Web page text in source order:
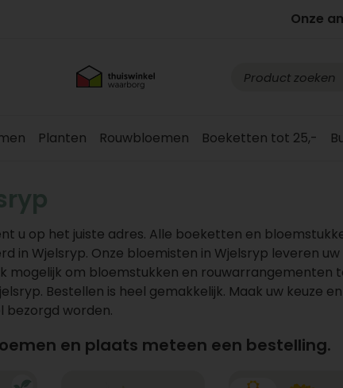
Onze
Planten Rouwbloemen Boeketten tot 25,-
u op het juiste adres. Alle boeketten en
in Wjelsryp. Onze bloemisten in Wjelsryp leveren uw
mogelijk om bloemstukken en rouwarrangementen
Bestellen is heel gemakkelijk. Maak uw keuze
bezorgd worden.
en plaats meteen een bestelling.